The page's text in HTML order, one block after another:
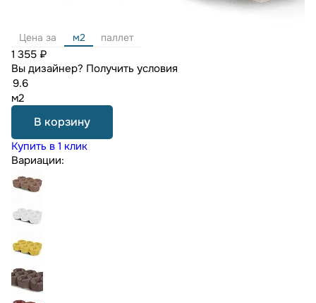
Цена за м2 паллет
1 355 ₽
Вы дизайнер? Получить условия
м2
В корзину
Купить в 1 клик
Вариации: